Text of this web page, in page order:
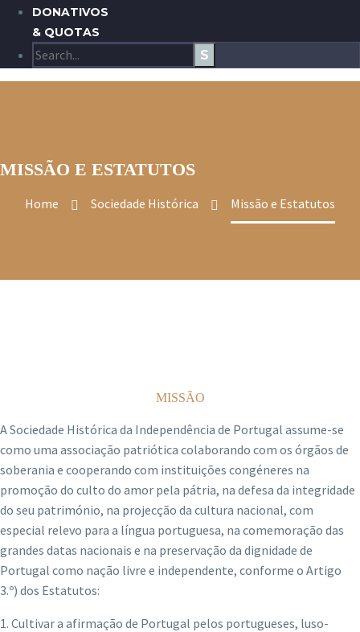
DONATIVOS
& QUOTAS
MISSÃO E ESTATUTOS
Home Sociedade Histórica Missão e Estatutos
MISSÃO
A Sociedade Histórica da Independência de Portugal assume-se
como uma associação patriótica colaborando com os órgãos de
soberania e cooperando com instituições congéneres na
promoção do culto do amor pela pátria, na defesa da integridade
do seu património, na projecção da cultura nacional, com
especial relevo para a língua portuguesa, na comemoração das
grandes datas nacionais e na preservação da dignidade de
Portugal como nação livre e independente, conforme o Artigo
3.º) dos Estatutos:
1. Cultivar a afirmação de Portugal pelos portugueses, luso-